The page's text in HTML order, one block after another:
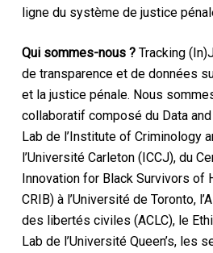
ligne du système de justice
Qui sommes-nous ? Tracking
de transparence et de données
et la justice pénale. Nous
collaboratif composé du Data
Lab de l’Institute of Criminology
l’Université Carleton (ICCJ), du
Innovation for Black Survivors of
CRIB) à l’Université de Toronto,
des libertés civiles (ACLC), le
Lab de l’Université Queen’s, les